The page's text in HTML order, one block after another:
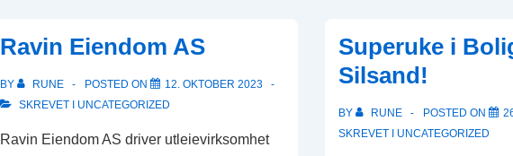
Ravin Eiendom AS
BY RUNE POSTED ON
12. OKTOBER 2023
SKREVET I UNCATEGORIZED
Ravin Eiendom AS driver utleievirksomhet
Superuke i
Silsand!
BY RUNE POSTED ON
SKREVET I UNCATEGORIZED